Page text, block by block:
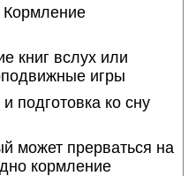
Кормление
книг вслух или
игры
подготовка ко сну
может прерваться на
кормление